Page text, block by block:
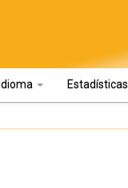
Idioma Estadísticas